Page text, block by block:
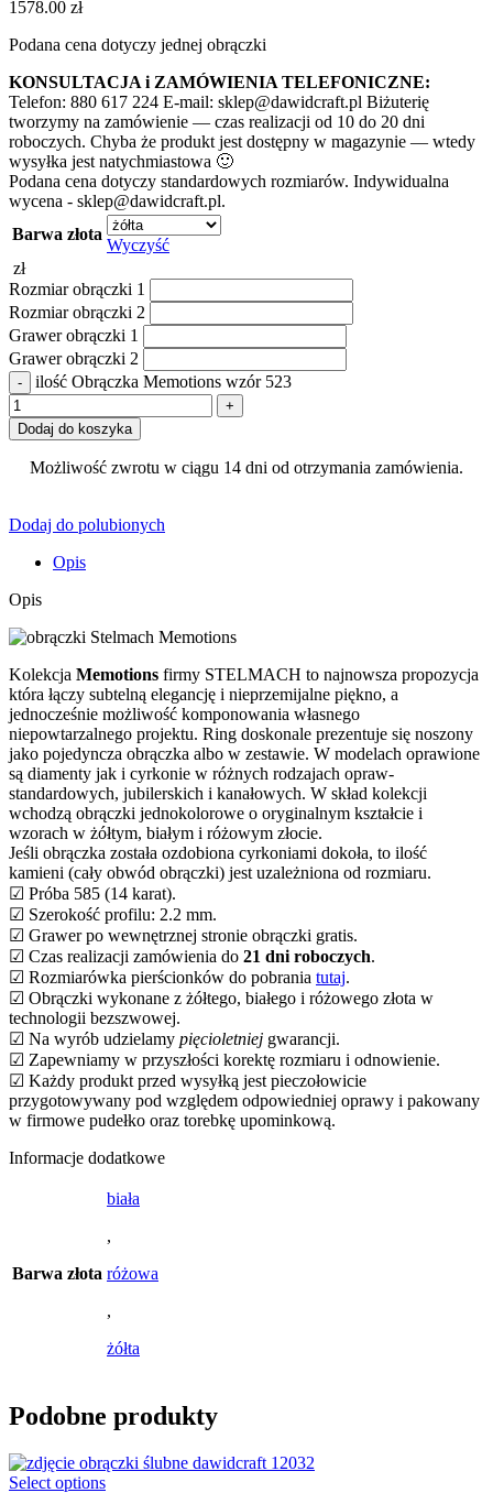
1578.00 zł
Podana cena dotyczy jednej obrączki
KONSULTACJA i ZAMÓWIENIA TELEFONICZNE:
Telefon: 880 617 224 E-mail: sklep@dawidcraft.pl Biżuterię
tworzymy na zamówienie — czas realizacji od 10 do 20 dni
roboczych. Chyba że produkt jest dostępny w magazynie — wtedy
wysyłka jest natychmiastowa 🙂
Podana cena dotyczy standardowych rozmiarów. Indywidualna
wycena - sklep@dawidcraft.pl.
Barwa złota
Wyczyść
zł
Rozmiar obrączki 1
Rozmiar obrączki 2
Grawer obrączki 1
Grawer obrączki 2
ilość Obrączka Memotions wzór 523
Dodaj do koszyka
Możliwość zwrotu w ciągu 14 dni od otrzymania zamówienia.
Dodaj do polubionych
Opis
Opis
Kolekcja Memotions firmy STELMACH to najnowsza propozycja
która łączy subtelną elegancję i nieprzemijalne piękno, a
jednocześnie możliwość komponowania własnego
niepowtarzalnego projektu. Ring doskonale prezentuje się noszony
jako pojedyncza obrączka albo w zestawie. W modelach oprawione
są diamenty jak i cyrkonie w różnych rodzajach opraw-
standardowych, jubilerskich i kanałowych. W skład kolekcji
wchodzą obrączki jednokolorowe o oryginalnym kształcie i
wzorach w żółtym, białym i różowym złocie.
Jeśli obrączka została ozdobiona cyrkoniami dokoła, to ilość
kamieni (cały obwód obrączki) jest uzależniona od rozmiaru.
☑ Próba 585 (14 karat).
☑ Szerokość profilu: 2.2 mm.
☑ Grawer po wewnętrznej stronie obrączki gratis.
☑ Czas realizacji zamówienia do 21 dni roboczych.
☑ Rozmiarówka pierścionków do pobrania tutaj.
☑ Obrączki wykonane z żółtego, białego i różowego złota w
technologii bezszwowej.
☑ Na wyrób udzielamy pięcioletniej gwarancji.
☑ Zapewniamy w przyszłości korektę rozmiaru i odnowienie.
☑ Każdy produkt przed wysyłką jest pieczołowicie
przygotowywany pod względem odpowiedniej oprawy i pakowany
w firmowe pudełko oraz torebkę upominkową.
Informacje dodatkowe
Barwa złota
biała
,
różowa
,
żółta
Podobne produkty
Select options